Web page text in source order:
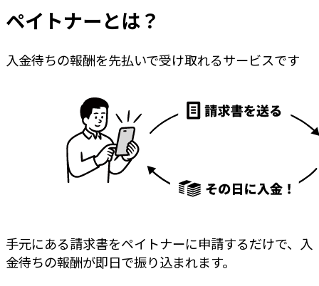
ペイトナーとは？
入金待ちの報酬を先払いで受け取れるサービスです
手元にある請求書をペイトナーに申請するだけで、入
金待ちの報酬が即日で振り込まれます。